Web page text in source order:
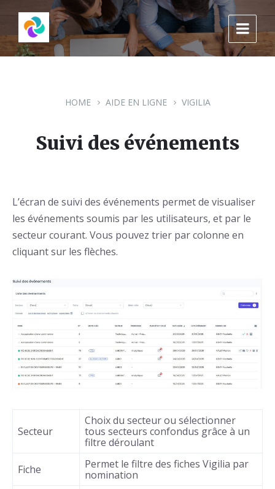
content
navigation
footer
HOME AIDE EN LIGNE VIGILIA
Suivi des événements
L’écran de suivi des événements permet de visualiser
les événements soumis par les utilisateurs, et par le
secteur courant. Vous pouvez trier par colonne en
cliquant sur les flèches.
Secteur
Choix du secteur ou sélectionner
tous secteurs confondus grâce à un
filtre déroulant
Fiche
Permet le filtre des fiches Vigilia par
nomination